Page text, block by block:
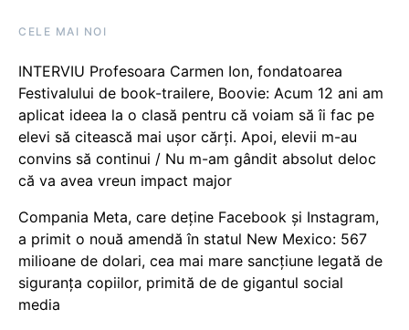
CELE MAI NOI
INTERVIU Profesoara Carmen Ion, fondatoarea
Festivalului de book-trailere, Boovie: Acum 12 ani am
aplicat ideea la o clasă pentru că voiam să îi fac pe
elevi să citească mai ușor cărți. Apoi, elevii m-au
convins să continui / Nu m-am gândit absolut deloc
că va avea vreun impact major
Compania Meta, care deține Facebook și Instagram,
a primit o nouă amendă în statul New Mexico: 567
milioane de dolari, cea mai mare sancțiune legată de
siguranța copiilor, primită de de gigantul social
media